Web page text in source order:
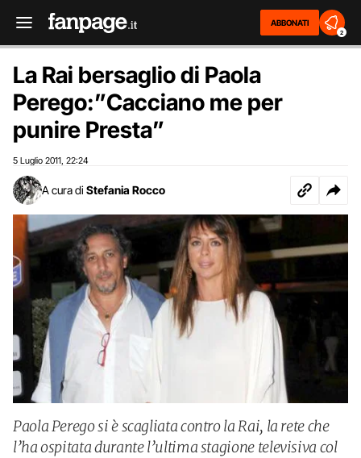
ABBONATI
2
La Rai bersaglio di Paola
Perego:”Cacciano me per
punire Presta”
5 Luglio 2011 22:24
A cura di Stefania Rocco
Paola Perego si è scagliata contro la Rai, la rete che
l’ha ospitata durante l’ultima stagione televisiva col